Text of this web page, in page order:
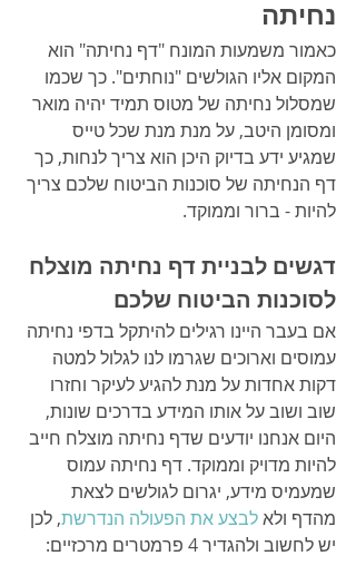
נחיתה
כאמור משמעות המונח "דף נחיתה" הוא
המקום אליו הגולשים "נוחתים". כך שכמו
שמסלול נחיתה של מטוס תמיד יהיה מואר
ומסומן היטב, על מנת מנת שכל טייס
שמגיע ידע בדיוק היכן הוא צריך לנחות, כך
דף הנחיתה של סוכנות הביטוח שלכם צריך
להיות - ברור וממוקד.
דגשים לבניית דף נחיתה מוצלח
לסוכנות הביטוח שלכם
אם בעבר היינו רגילים להיתקל בדפי נחיתה
עמוסים וארוכים שגרמו לנו לגלול למטה
דקות אחדות על מנת להגיע לעיקר וחזרו
שוב ושוב על אותו המידע בדרכים שונות,
היום אנחנו יודעים שדף נחיתה מוצלח חייב
להיות מדויק וממוקד. דף נחיתה עמוס
שמעמיס מידע, יגרום לגולשים לצאת
מהדף ולא לבצע את הפעולה הנדרשת, לכן
יש לחשוב ולהגדיר 4 פרמטרים מרכזיים: